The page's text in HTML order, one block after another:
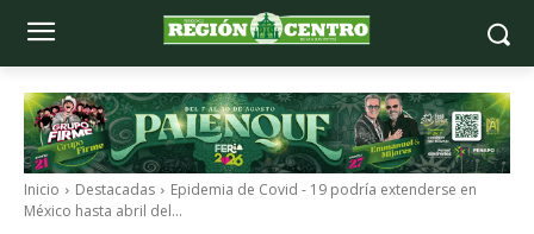
Inicio Destacadas
Epidemia de Covid - 19 podría extenderse en
México hasta abril del...